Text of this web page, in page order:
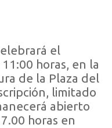
el
horas, en la
de la Plaza del
limitado
abierto
horas en